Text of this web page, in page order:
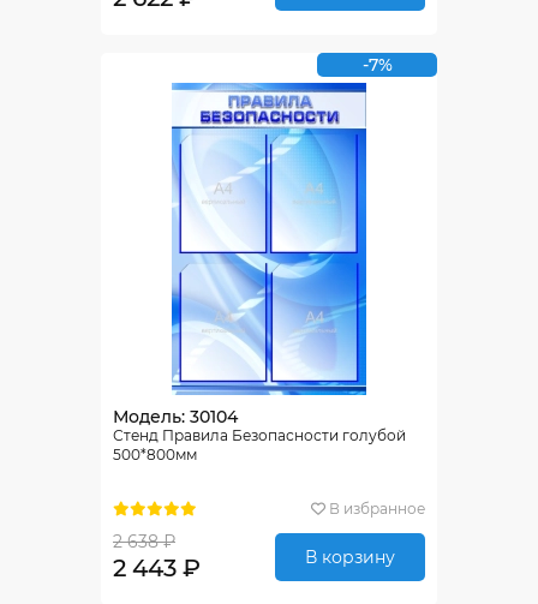
-7%
Модель: 30104
Стенд Правила Безопасности голубой
500*800мм
В избранное
2 638 ₽
2 443 ₽ В корзину